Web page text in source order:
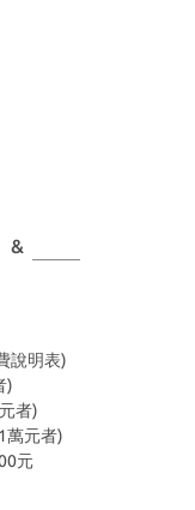
說明表)
)
者)
萬元者)
元